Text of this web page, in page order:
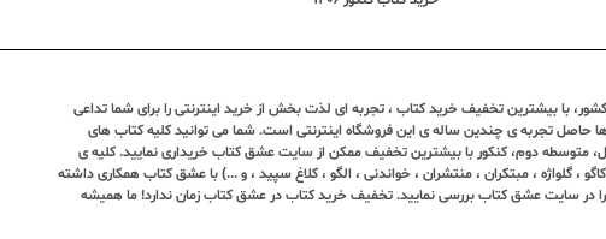
با بیشترین تخفیف خرید کتاب ، تجربه ای لذت بخش از خرید اینترنتی را برای شما تداعی
شهرستان ها حاصل تجربه ی چندین ساله ی این فروشگاه اینترنتی است. شما می توانید کلیه کتاب های
متوسطه دوم، کنکور با بیشترین تخفیف ممکن از سایت عشق کتاب خریداری نمایید. کلیه ی
، گلواژه ، مبتکران ، منتشران ، خواندنی ، الگو ، کلاغ سپید ، و ...) با عشق کتاب همکاری داشته
در سایت عشق کتاب بررسی نمایید. تخفیف خرید کتاب در عشق کتاب زمان ندارد! ما همیشه